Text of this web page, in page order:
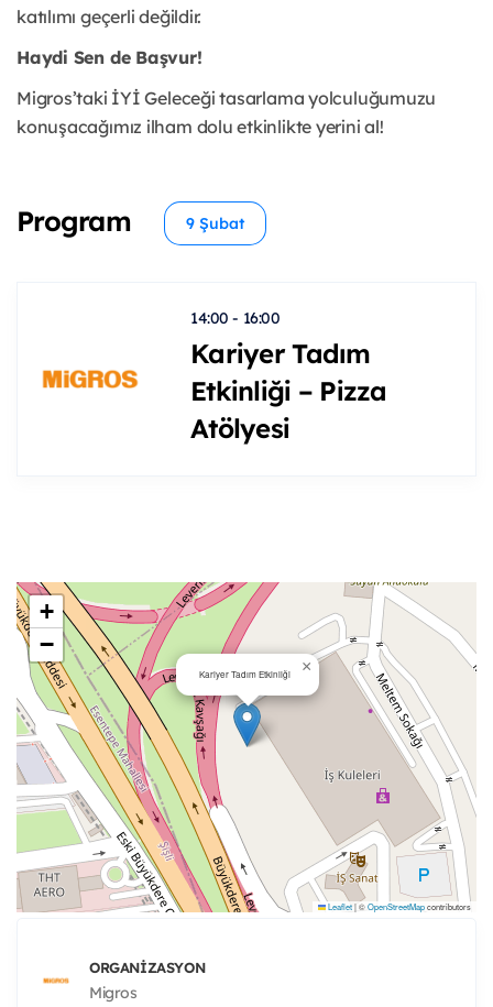
katılımı geçerli değildir.
Haydi Sen de Başvur!
Migros’taki İYİ Geleceği tasarlama yolculuğumuzu
konuşacağımız ilham dolu etkinlikte yerini al!
Program 9 Şubat
14:00 - 16:00
Kariyer Tadım
Etkinliği – Pizza
Atölyesi
Kariyer Tadım Etkinliği ×
+
−
Leaflet|©OpenStreetMapcontributors
ORGANIZASYON
Migros